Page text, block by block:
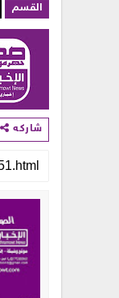
القسم
شاركه